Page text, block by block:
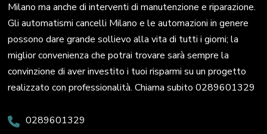
Milano ma anche di interventi di manutenzione e riparazione.
Gli automatismi cancelli Milano e le automazioni in genere
possono dare grande sollievo alla vita di tutti i giorni; la
miglior convenienza che potrai trovare sarà sempre la
convinzione di aver investito i tuoi risparmi su un progetto
realizzato con professionalità. Chiama subito 0289601329
0289601329